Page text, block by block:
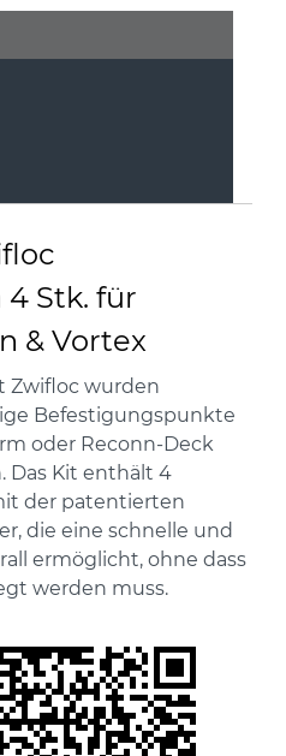
Stk. für
& Vortex
Zwifloc wurden
Befestigungspunkte
oder Reconn-Deck
Das Kit enthält 4
der patentierten
die eine schnelle und
ermöglicht, ohne dass
werden muss.